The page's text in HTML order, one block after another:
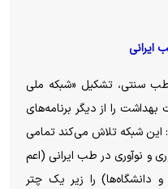
ایرانی
طب سنتی، تشکیل «شبکه ملی
را از دیگر برنامه‌های
این شبکه تلاش می‌کند تمامی
و نوآوری در طب ایرانی (اعم
را زیر یک چتر